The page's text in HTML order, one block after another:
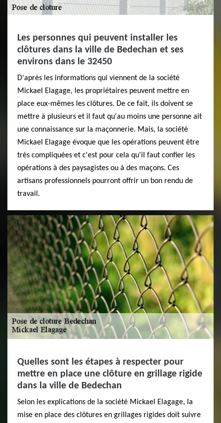
Les personnes qui peuvent installer les
clôtures dans la ville de Bedechan et ses
environs dans le 32450
D'après les informations qui viennent de la société
Mickael Elagage, les propriétaires peuvent mettre en
place eux-mêmes les clôtures. De ce fait, ils doivent se
mettre à plusieurs et il faut qu'au moins une personne ait
une connaissance sur la maçonnerie. Mais, la société
Mickael Elagage évoque que les opérations peuvent être
très compliquées et c'est pour cela qu'il faut confier les
opérations à des paysagistes ou à des maçons. Ces
artisans professionnels pourront offrir un bon rendu de
travail.
Quelles sont les étapes à respecter pour
mettre en place une clôture en grillage rigide
dans la ville de Bedechan
Selon les explications de la société Mickael Elagage, la
mise en place des clôtures en grillages rigides doit suivre